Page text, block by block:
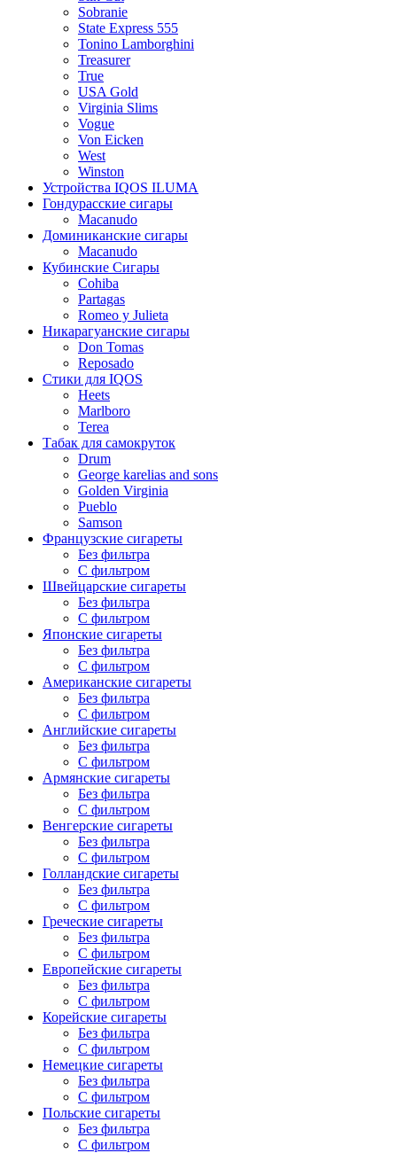
Sobranie
State Express 555
Tonino Lamborghini
Treasurer
True
USA Gold
Virginia Slims
Vogue
Von Eicken
West
Winston
Устройства IQOS ILUMA
Гондурасские сигары
Macanudo
Доминиканские сигары
Macanudo
Кубинские Сигары
Cohiba
Partagas
Romeo y Julieta
Никарагуанские сигары
Don Tomas
Reposado
Стики для IQOS
Heets
Marlboro
Terea
Табак для самокруток
Drum
George karelias and sons
Golden Virginia
Pueblo
Samson
Французские сигареты
Без фильтра
С фильтром
Швейцарские сигареты
Без фильтра
С фильтром
Японские сигареты
Без фильтра
С фильтром
Американские сигареты
Без фильтра
С фильтром
Английские сигареты
Без фильтра
С фильтром
Армянские сигареты
Без фильтра
С фильтром
Венгерские сигареты
Без фильтра
С фильтром
Голландские сигареты
Без фильтра
С фильтром
Греческие сигареты
Без фильтра
С фильтром
Европейские сигареты
Без фильтра
С фильтром
Корейские сигареты
Без фильтра
С фильтром
Немецкие сигареты
Без фильтра
С фильтром
Польские сигареты
Без фильтра
С фильтром